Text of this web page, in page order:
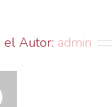
el Autor: admin